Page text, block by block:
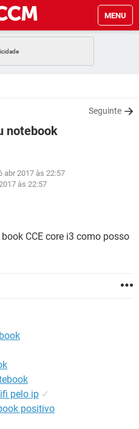
MENU
GMAIL
WHATSAPP
EXCEL
FACEBOOK
EXCEL
Seguinte
notebook
abr 2017 às 22:57
às 22:57
CCE core i3 como posso
pelo ip ✓
positivo